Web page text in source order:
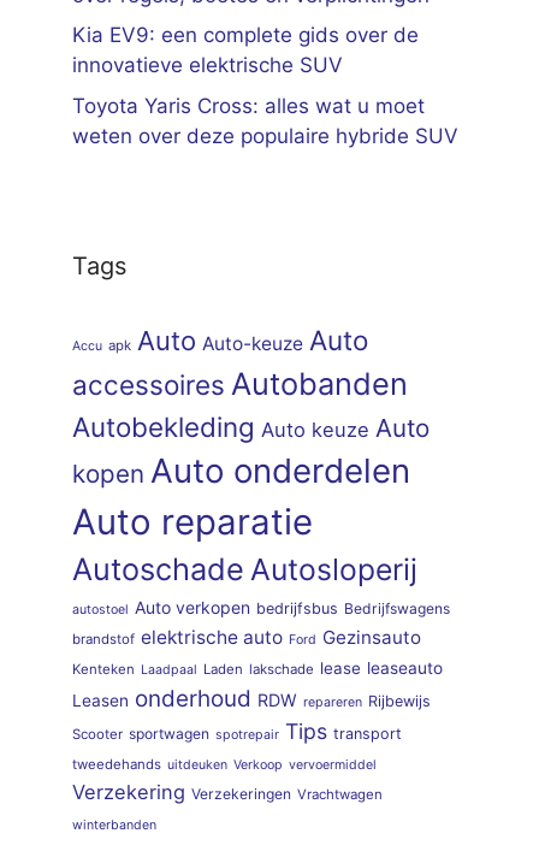
Kia EV9: een complete gids over de
innovatieve elektrische SUV
Toyota Yaris Cross: alles wat u moet
weten over deze populaire hybride SUV
Tags
Accu apk Auto Auto-keuze Auto
accessoires Autobanden
Autobekleding Auto keuze Auto
kopen Auto onderdelen
Auto reparatie
Autoschade Autosloperij
autostoel Auto verkopen bedrijfsbus Bedrijfswagens
brandstof elektrische auto Ford Gezinsauto
Kenteken Laadpaal Laden lakschade lease leaseauto
Leasen onderhoud RDW repareren Rijbewijs
Scooter sportwagen spotrepair Tips transport
tweedehands uitdeuken Verkoop vervoermiddel
Verzekering Verzekeringen Vrachtwagen
winterbanden